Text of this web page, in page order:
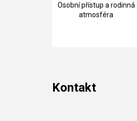
Osobní přístup a rodinná
atmosféra
Kontakt